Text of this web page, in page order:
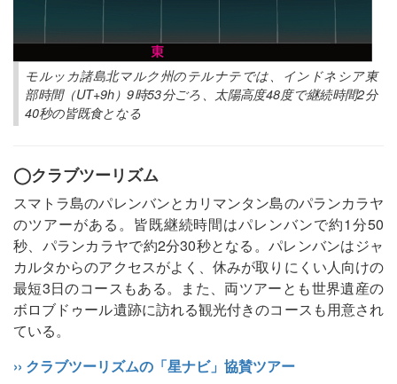
モルッカ諸島北マルク州のテルナテでは、インドネシア東
部時間（UT+9h）9時53分ごろ、太陽高度48度で継続時間2分
40秒の皆既食となる
◯クラブツーリズム
スマトラ島のパレンバンとカリマンタン島のパランカラヤ
のツアーがある。皆既継続時間はパレンバンで約1分50
秒、パランカラヤで約2分30秒となる。パレンバンはジャ
カルタからのアクセスがよく、休みが取りにくい人向けの
最短3日のコースもある。また、両ツアーとも世界遺産の
ボロブドゥール遺跡に訪れる観光付きのコースも用意され
ている。
›› クラブツーリズムの「星ナビ」協賛ツアー